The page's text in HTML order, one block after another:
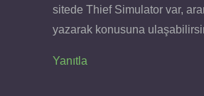
sitede Thief Simulator var,
yazarak konusuna
Yanıtla